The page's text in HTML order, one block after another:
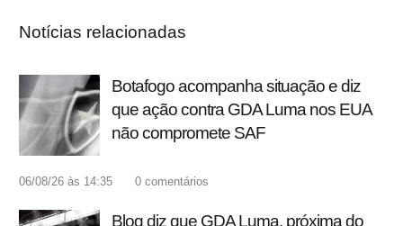
Notícias relacionadas
Botafogo acompanha situação e diz
que ação contra GDA Luma nos EUA
não compromete SAF
06/08/26 às 14:35 0 comentários
Blog diz que GDA Luma, próxima do